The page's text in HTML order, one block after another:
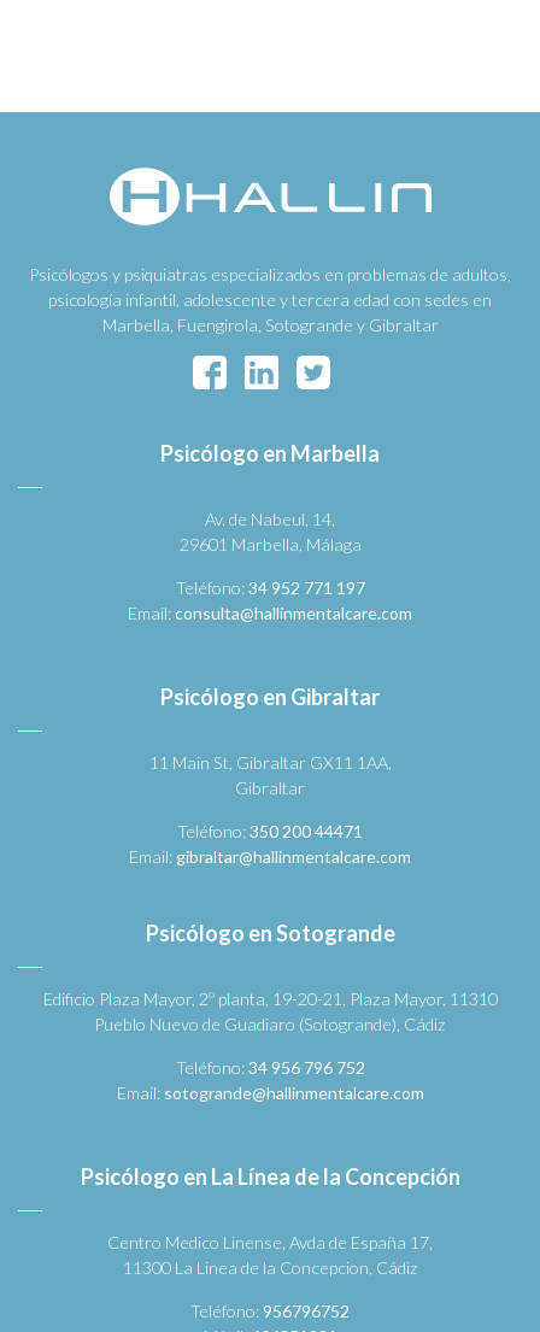
Psicólogos y psiquiatras especializados en problemas de adultos,
psicología infantil, adolescente y tercera edad con sedes en
Marbella, Fuengirola, Sotogrande y Gibraltar
Psicólogo en Marbella
Av. de Nabeul, 14,
29601 Marbella, Málaga
Teléfono:34 952 771 197
Email:consulta@hallinmentalcare.com
Psicólogo en Gibraltar
11 Main St, Gibraltar GX11 1AA,
Gibraltar
Teléfono:350 200 44471
Email: gibraltar@hallinmentalcare.com
Psicólogo en Sotogrande
Edificio Plaza Mayor, 2º planta, 19-20-21, Plaza Mayor, 11310
Pueblo Nuevo de Guadiaro (Sotogrande), Cádiz
Teléfono:34 956 796 752
Email: sotogrande@hallinmentalcare.com
Psicólogo en La Línea de la Concepción
Centro Medico Linense, Avda de España 17,
11300 La Linea de la Concepcion, Cádiz
Teléfono:956796752